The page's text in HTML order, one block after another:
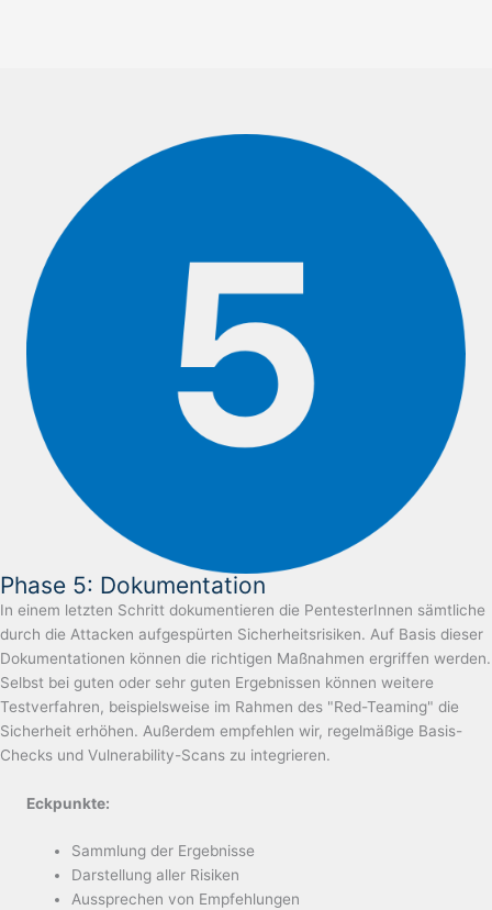
Phase 5: Dokumentation
In einem letzten Schritt dokumentieren die PentesterInnen sämtliche
durch die Attacken aufgespürten Sicherheitsrisiken. Auf Basis dieser
Dokumentationen können die richtigen Maßnahmen ergriffen werden.
Selbst bei guten oder sehr guten Ergebnissen können weitere
Testverfahren, beispielsweise im Rahmen des "Red-Teaming" die
Sicherheit erhöhen. Außerdem empfehlen wir, regelmäßige Basis-
Checks und Vulnerability-Scans zu integrieren.
Eckpunkte:
Sammlung der Ergebnisse
Darstellung aller Risiken
Aussprechen von Empfehlungen